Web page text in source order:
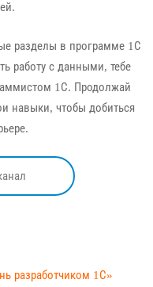
разделы в программе 1С
работу с данными, тебе
1С. Продолжай
навыки, чтобы добиться
разработчиком 1С»